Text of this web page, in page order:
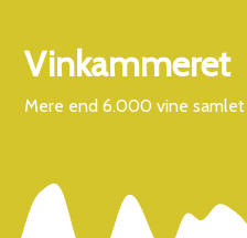
Vinkammeret
Mere end 6.000 vine